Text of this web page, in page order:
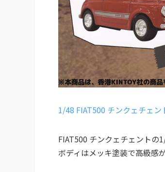
1/48 FIAT500 チンクェチェ
FIAT500 チンクェチェントの
ボディはメッキ塗装で高級感